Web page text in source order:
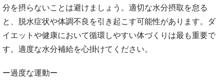
分を摂らないことは避けましょう。適切な水分摂取を怠る
と、脱水症状や体調不良を引き起こす可能性があります。ダ
イエットや健康において循環しやすい体づくりは最も重要で
す。適度な水分補給を心掛けてください。
ー過度な運動ー